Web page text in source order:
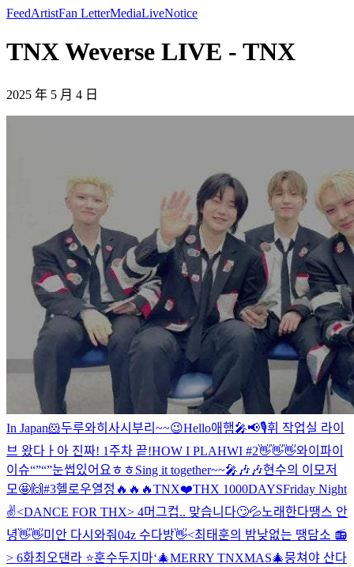
FeedArtistFan LetterMediaLiveNotice
TNX Weverse LIVE - TNX
2025 年 5 月 4 日
In Japan🐹두루와히사시부리~~😉Hello애햄🎤📢🎙️휘 작업실 라이
브 왔다ㅏ 아 진짜! 1주차 끝!HOW I PLAHWI #2👋👋👋와이파이
이슈“”“”눈썹있어요ㅎㅎSing it together~~🎤🎶🎶현수의 이모저
모🤩🙌#3헬로우열정🔥🔥🔥TNX❤️THX 1000DAYSFriday Night
✌️<DANCE FOR THX> 4머그컵.. 맞습니다🙄💦노래한다땡스 안
녕👋👋미안 다시와줘04z 수다방👋<최태훈의 밤낮없는 땡담소 📻
> 6화최오댄라 ⭐️훈수두지마‘🎄MERRY TNXMAS🎄뭉쳐야 산다